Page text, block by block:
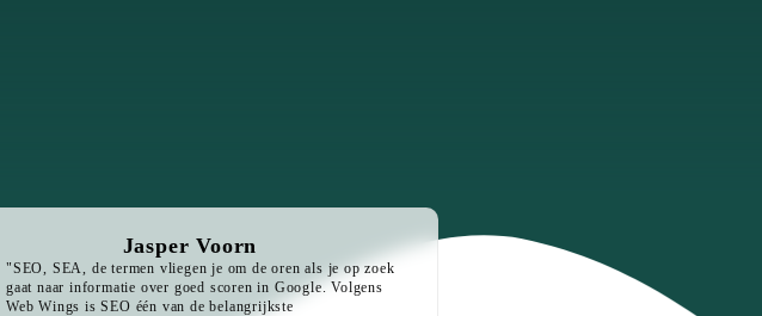
Jasper Voorn
"SEO, SEA, de termen vliegen je om de oren als je op zoek
gaat naar informatie over goed scoren in Google. Volgens
Web Wings is SEO één van de belangrijkste